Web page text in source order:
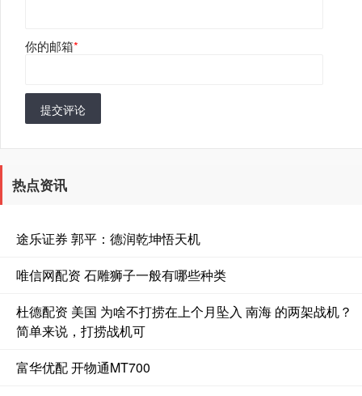
你的邮箱*
提交评论
热点资讯
途乐证券 郭平：德润乾坤悟天机
唯信网配资 石雕狮子一般有哪些种类
杜德配资 美国 为啥不打捞在上个月坠入 南海 的两架战机？
简单来说，打捞战机可
富华优配 开物通MT700